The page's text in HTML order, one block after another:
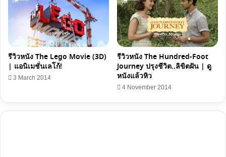
รีวิวหนัง The Lego Movie (3D)
| แอนิเมชั่นเลโก้!
3 March 2014
รีวิวหนัง The Hundred-Foot
Journey ปรุงชีวิต..ลิขิตฝัน | ดู
หนังแล้วหิว
4 November 2014